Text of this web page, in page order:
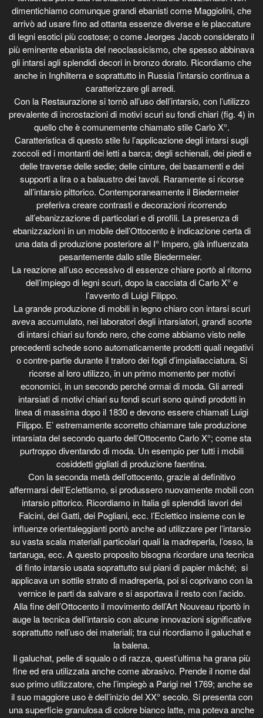
dimentichiamo comunque grandi ebanisti come Maggiolini, che
arrivò ad usare fino ad ottanta essenze diverse e le placcature
di legni esotici più costose; o come Jeorges Jacob considerato il
più eminente ebanista del neoclassicismo, che spesso abbinava
gli intarsi agli splendidi decori in bronzo dorato. Ricordiamo che
anche in Inghilterra e soprattutto in Russia l’intarsio continua a
caratterizzare gli arredi.
Con la Restaurazione si tornò all’uso dell’intarsio, con l’utilizzo
prevalente di incrostazioni di motivi scuri su fondi chiari (fig. 4) in
quello che è comunemente chiamato stile Carlo X°.
Caratteristica di questo stile fu l’applicazione degli intarsi sugli
zoccoli ed i montanti dei letti a barca; degli schienali, dei piedi e
delle traverse delle sedie; delle cinture, dei basamenti e dei
supporti a lira o a balaustro dei tavoli. Raramente si ricorse
all’intarsio pittorico. Contemporaneamente il Biedermeier
preferiva creare contrasti e decorazioni ricorrendo
all’ebanizzazione di particolari e di profili. La presenza di
ebanizzazioni in un mobile dell’Ottocento è indicazione certa di
una data di produzione posteriore al I° Impero, già influenzata
pesantemente dallo stile Biedermeier.
La reazione all’uso eccessivo di essenze chiare portò al ritorno
dell’impiego di legni scuri, dopo la cacciata di Carlo X° e
l’avvento di Luigi Filippo.
La grande produzione di mobili in legno chiaro con intarsi scuri
aveva accumulato, nei laboratori degli intarsiatori, grandi scorte
di intarsi chiari su fondo nero, che come abbiamo visto nelle
precedenti schede sono automaticamente prodotti quali negativi
o contre-partie durante il traforo dei fogli d’impiallacciatura. Si
ricorse al loro utilizzo, in un primo momento per motivi
economici, in un secondo perché ormai di moda. Gli arredi
intarsiati di motivi chiari su fondi scuri sono quindi prodotti in
linea di massima dopo il 1830 e devono essere chiamati Luigi
Filippo. E’ estremamente scorretto chiamare tale produzione
intarsiata del secondo quarto dell’Ottocento Carlo X°; come sta
purtroppo diventando di moda. Un esempio per tutti i mobili
cosiddetti gigliati di produzione faentina.
Con la seconda metà dell’ottocento, grazie al definitivo
affermarsi dell’Eclettismo, si produssero nuovamente mobili con
intarsio pittorico. Ricordiamo in Italia gli splendidi lavori dei
Falcini, del Gatti, dei Pogliani, ecc. l’Eclettico insieme con le
influenze orientaleggianti portò anche ad utilizzare per l’intarsio
su vasta scala materiali particolari quali la madreperla, l’osso, la
tartaruga, ecc. A questo proposito bisogna ricordare una tecnica
di finto intarsio usata soprattutto sui piani di papier mâché; si
applicava un sottile strato di madreperla, poi si coprivano con la
vernice le parti da salvare e si asportava il resto con l’acido.
Alla fine dell’Ottocento il movimento dell’Art Nouveau riportò in
auge la tecnica dell’intarsio con alcune innovazioni significative
soprattutto nell’uso dei materiali; tra cui ricordiamo il galuchat e
la balena.
Il galuchat, pelle di squalo o di razza, quest’ultima ha grana più
fine ed era utilizzata anche come abrasivo. Prende il nome dal
suo primo utilizzatore, che l’impiegò a Parigi nel 1769; anche se
il suo maggiore uso è dell’inizio del XX° secolo. Si presenta con
una superficie granulosa di colore bianco latte, ma poteva anche